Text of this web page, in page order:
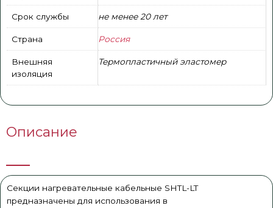
Срок службы не менее 20 лет
Страна Россия
Внешняя
изоляция
Термопластичный эластомер
Описание
Секции нагревательные кабельные SHTL-LT
предназначены для использования в